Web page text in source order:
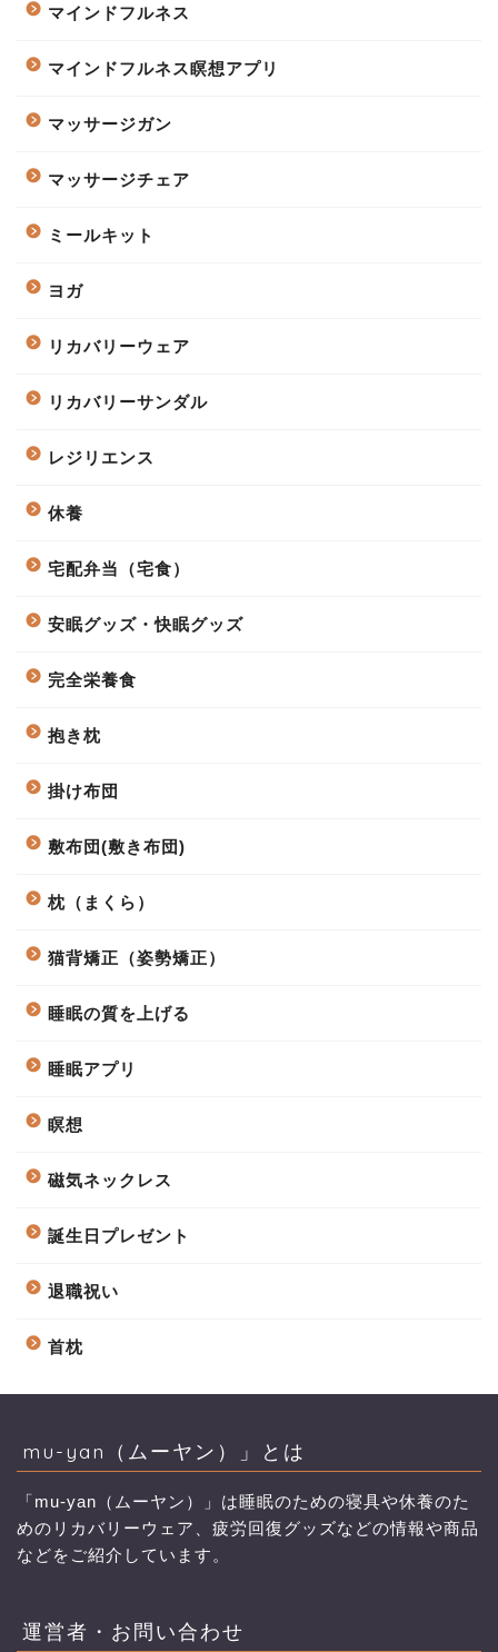
マインドフルネス
マインドフルネス瞑想アプリ
マッサージガン
マッサージチェア
ミールキット
ヨガ
リカバリーウェア
リカバリーサンダル
レジリエンス
休養
宅配弁当（宅食）
安眠グッズ・快眠グッズ
完全栄養食
抱き枕
掛け布団
敷布団(敷き布団)
枕（まくら）
猫背矯正（姿勢矯正）
睡眠の質を上げる
睡眠アプリ
瞑想
磁気ネックレス
誕生日プレゼント
退職祝い
首枕
mu-yan（ムーヤン）」とは
「mu-yan（ムーヤン）」は睡眠のための寝具や休養のた
めのリカバリーウェア、疲労回復グッズなどの情報や商品
などをご紹介しています。
運営者・お問い合わせ